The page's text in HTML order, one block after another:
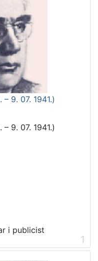
9. 07. 1941.)
9. 07. 1941.)
i publicist
1